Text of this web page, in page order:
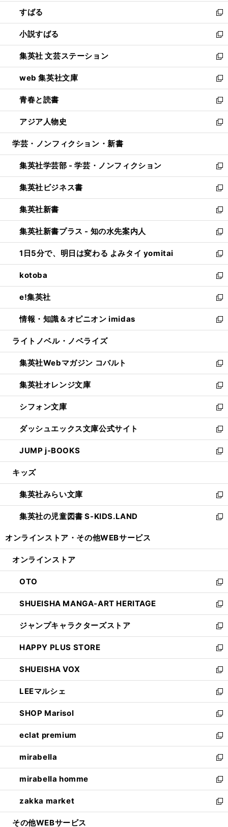
く
で
開
く
ン
ド
ウ
で
開
く
すばる
新
し
い
ウ
ィ
ン
ド
ウ
で
開
く
小説すばる
新
し
い
ウ
ィ
ン
ド
ウ
で
開
集英社 文芸ステーション
新
し
い
ウ
ィ
ン
ド
ウ
開
く
web 集英社文庫
新
し
い
ウ
ィ
ン
ウ
で
開
く
青春と読書
新
し
い
ウ
ン
ド
ウ
で
開
く
アジア人物史
新
し
ウ
ィ
ン
ド
ウ
で
開
く
学芸・ノンフィクション・新書
集英社学芸部 - 学芸・ノンフィクション
新
し
い
ウ
ィ
ン
ド
ウ
で
開
く
集英社ビジネス書
新
し
い
ウ
ィ
ン
ド
ウ
で
開
く
集英社新書
新
し
い
ウ
ィ
ン
ド
ウ
で
開
く
集英社新書プラス - 知の水先案内人
新
し
い
ウ
ィ
ン
ド
ウ
で
開
1日5分で、明日は変わる よみタイ yomitai
新
し
い
ウ
ィ
ン
ド
ウ
開
く
kotoba
新
し
い
ウ
ィ
ン
ウ
で
開
く
e!集英社
新
し
い
ウ
ン
ド
ウ
で
開
く
情報・知識＆オピニオン imidas
新
し
ウ
ィ
ン
ド
ウ
で
開
く
ライトノベル・ノベライズ
集英社Webマガジン コバルト
新
し
い
ウ
ィ
ン
ド
ウ
で
開
集英社オレンジ文庫
新
し
い
ウ
ィ
ン
ド
ウ
開
く
シフォン文庫
新
し
い
ウ
ィ
ン
ウ
で
開
く
ダッシュエックス文庫公式サイト
新
し
い
ウ
ン
ド
ウ
で
JUMP j-BOOKS
新
し
ウ
ィ
ン
ド
開
キッズ
集英社みらい文庫
新
し
い
ン
ウ
で
開
く
集英社の児童図書 S-KIDS.LAND
新
ウ
ン
ド
ウ
で
開
く
オンラインストア・ その他WEBサービス
オンラインストア
OTO
新
し
い
ウ
ィ
ン
ド
ウ
で
開
く
SHUEISHA MANGA-ART HERITAGE
新
し
い
ウ
ィ
ン
ド
ウ
で
開
く
ジャンプキャラクターズストア
新
し
い
ウ
ィ
ン
ド
ウ
で
開
く
HAPPY PLUS STORE
新
し
い
ウ
ィ
ン
ド
ウ
で
開
く
SHUEISHA VOX
新
し
い
ウ
ィ
ン
ド
ウ
で
開
く
LEEマルシェ
新
し
い
ウ
ィ
ン
ド
ウ
で
開
く
SHOP Marisol
新
し
い
ウ
ィ
ン
ド
ウ
で
開
eclat premium
新
し
い
ウ
ィ
ン
ド
ウ
mirabella
新
し
い
ウ
ィ
ン
mirabella homme
新
し
い
ウ
zakka market
新
し
その他WEBサービス